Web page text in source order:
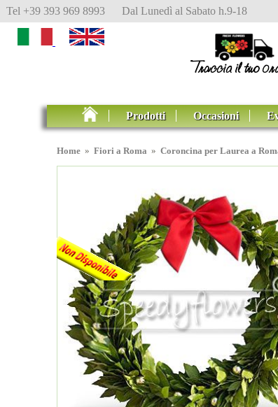
Tel +39 393 969 8993 Dal Lunedì al Sabato h.9-18
Prodotti Occasioni
Home » Fiori a Roma » Coroncina per Laurea a